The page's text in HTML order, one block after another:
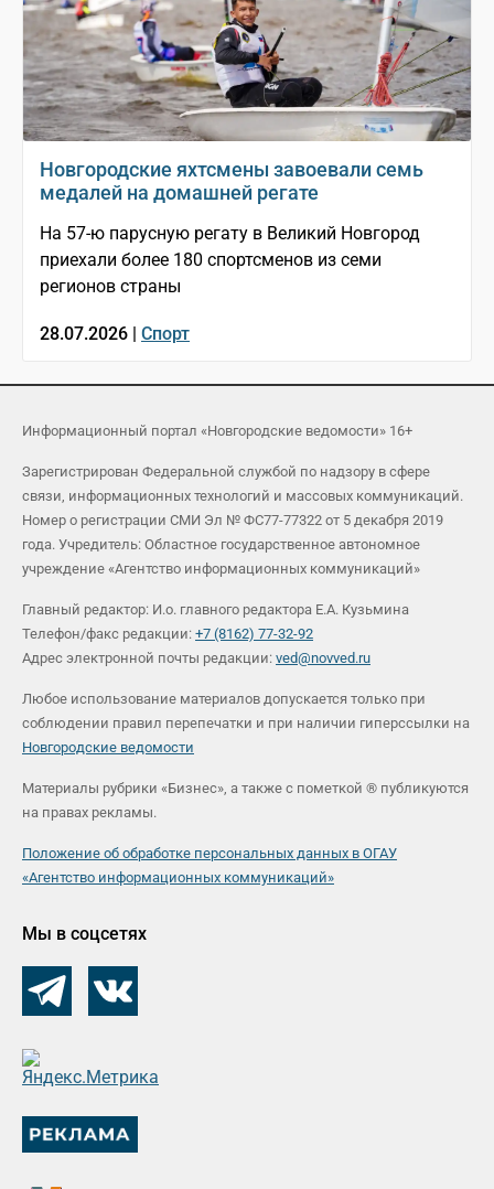
Новгородские яхтсмены завоевали семь
медалей на домашней регате
На 57-ю парусную регату в Великий Новгород
приехали более 180 спортсменов из семи
регионов страны
28.07.2026 | Спорт
Информационный портал «Новгородские ведомости» 16+
Зарегистрирован Федеральной службой по надзору в сфере
связи, информационных технологий и массовых коммуникаций.
Номер о регистрации СМИ Эл № ФС77-77322 от 5 декабря 2019
года. Учредитель: Областное государственное автономное
учреждение «Агентство информационных коммуникаций»
Главный редактор: И.о. главного редактора Е.А. Кузьмина
Телефон/факс редакции: +7 (8162) 77-32-92
Адрес электронной почты редакции: ved@novved.ru
Любое использование материалов допускается только при
соблюдении правил перепечатки и при наличии гиперссылки на
Новгородские ведомости
Материалы рубрики «Бизнес», а также с пометкой ® публикуются
на правах рекламы.
Положение об обработке персональных данных в ОГАУ
«Агентство информационных коммуникаций»
Мы в соцсетях